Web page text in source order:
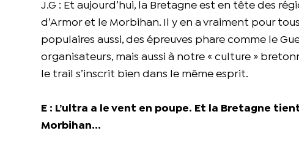
J.G : Et aujourd’hui, la Bretagne est en tête des
d’Armor et le Morbihan. Il y en a vraiment pour
populaires aussi, des épreuves phare comme le
organisateurs, mais aussi à notre « culture »
le trail s’inscrit bien dans le même esprit.
E : L’ultra a le vent en poupe. Et la Bretagne
Morbihan…